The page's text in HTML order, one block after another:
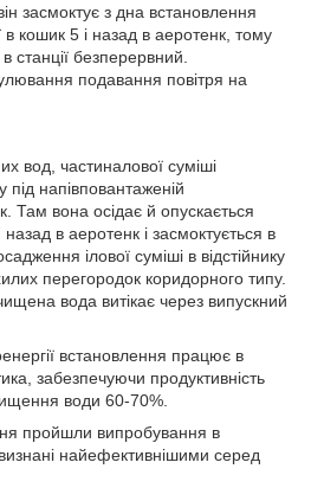
засмоктує з дна встановлення
в кошик 5 і назад в аеротенк, тому
станції безперервний.
подавання повітря на
вод, частиналової суміші
під напівповантаженій
Там вона осідає й опускається
в аеротенк і засмоктується в
ілової суміші в відстійнику
перегородок коридорного типу.
вода витікає через випускний
встановлення працює в
забезпечуючи продуктивність
води 60-70%.
пройшли випробування в
найефективнішими серед